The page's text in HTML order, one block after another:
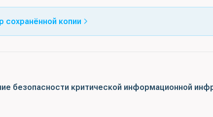
копии
безопасности критической информационной